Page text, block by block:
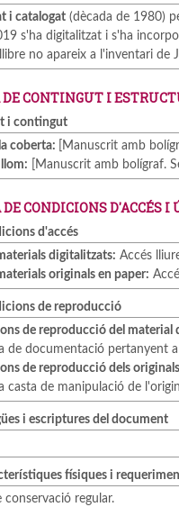
i catalogat(dècada de 1980)
s'ha digitalitzat i s'ha
no apareix a l'inventari de
DE CONTINGUT I
i contingut
la coberta:
[Manuscrit amb
llom: [Manuscrit amb bolígraf.
DE CONDICIONS D'ACCÉS I
d'accés
digitalitzats: Accés
originals en paper:
de reproducció
de reproducció del material
de documentació pertanyent
de reproducció dels
casta de manipulació de
i escriptures del document
físiques i
conservació regular.